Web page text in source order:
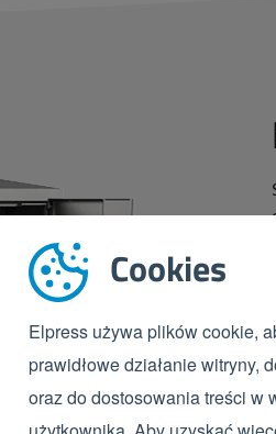
Cookies
Elpress używa plików cookie,
prawidłowe działanie witryny,
oraz do dostosowania treści w